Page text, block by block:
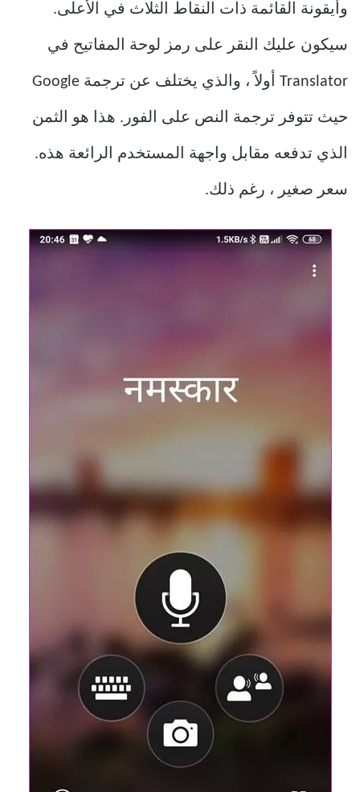
وأيقونة القائمة ذات النقاط الثلاث في الأعلى.
سيكون عليك النقر على رمز لوحة المفاتيح في
Translator أولاً ، والذي يختلف عن ترجمة Google
حيث تتوفر ترجمة النص على الفور. هذا هو الثمن
الذي تدفعه مقابل واجهة المستخدم الرائعة هذه.
سعر صغير ، رغم ذلك.